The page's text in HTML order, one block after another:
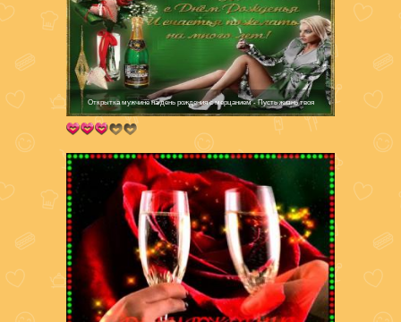
Открытка мужчине на день рождения с мерцанием - Пусть жизнь твоя